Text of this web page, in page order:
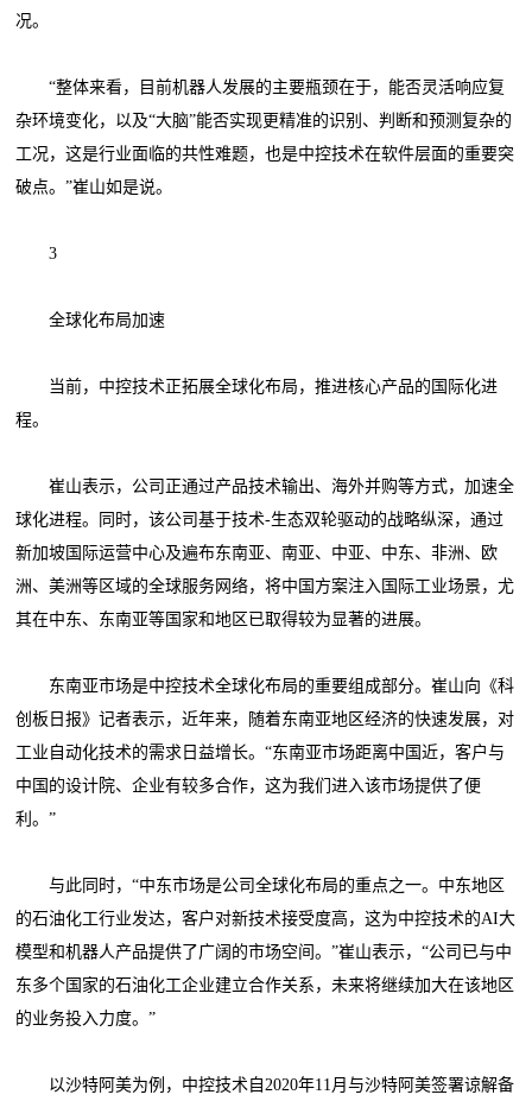
况。
“整体来看，目前机器人发展的主要瓶颈在于，能否灵活响应复
杂环境变化，以及“大脑”能否实现更精准的识别、判断和预测复杂的
工况，这是行业面临的共性难题，也是中控技术在软件层面的重要突
破点。”崔山如是说。
3
全球化布局加速
当前，中控技术正拓展全球化布局，推进核心产品的国际化进
程。
崔山表示，公司正通过产品技术输出、海外并购等方式，加速全
球化进程。同时，该公司基于技术-生态双轮驱动的战略纵深，通过
新加坡国际运营中心及遍布东南亚、南亚、中亚、中东、非洲、欧
洲、美洲等区域的全球服务网络，将中国方案注入国际工业场景，尤
其在中东、东南亚等国家和地区已取得较为显著的进展。
东南亚市场是中控技术全球化布局的重要组成部分。崔山向《科
创板日报》记者表示，近年来，随着东南亚地区经济的快速发展，对
工业自动化技术的需求日益增长。“东南亚市场距离中国近，客户与
中国的设计院、企业有较多合作，这为我们进入该市场提供了便
利。”
与此同时，“中东市场是公司全球化布局的重点之一。中东地区
的石油化工行业发达，客户对新技术接受度高，这为中控技术的AI大
模型和机器人产品提供了广阔的市场空间。”崔山表示，“公司已与中
东多个国家的石油化工企业建立合作关系，未来将继续加大在该地区
的业务投入力度。”
以沙特阿美为例，中控技术自2020年11月与沙特阿美签署谅解备